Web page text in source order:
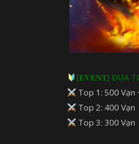
[𝐄𝐕𝐄𝐍𝐓] ĐUA
Top 1: 500
Top 2: 400 Vạn
Top 3: 300 Vạn